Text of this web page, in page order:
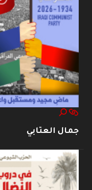
جمال العتابي